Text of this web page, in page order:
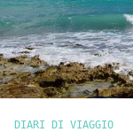
DIARI DI VIAGGIO